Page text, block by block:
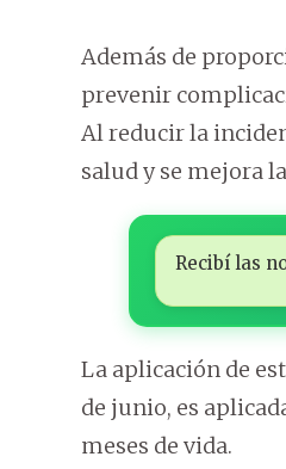
Además de
prevenir
Al reducir la
salud y se mejora
Recibí las
La aplicación de
de junio, es
meses de vida.